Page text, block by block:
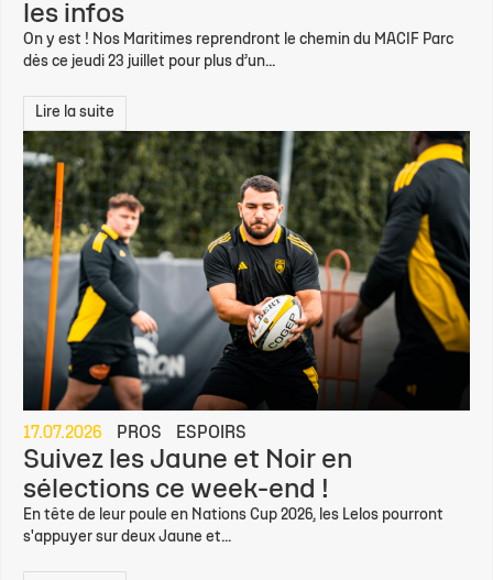
les infos
On y est ! Nos Maritimes reprendront le chemin du MACIF Parc
dès ce jeudi 23 juillet pour plus d’un...
Lire la suite
17.07.2026 PROS ESPOIRS
Suivez les Jaune et Noir en
sélections ce week-end !
En tête de leur poule en Nations Cup 2026, les Lelos pourront
s'appuyer sur deux Jaune et...